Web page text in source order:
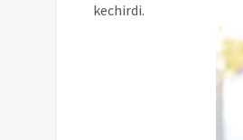
kechirdi.